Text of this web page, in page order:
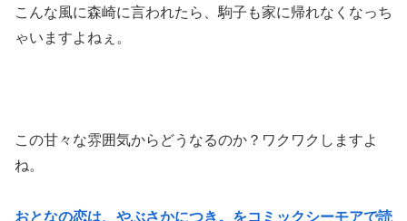
こんな風に森崎に言われたら、駒子も家に帰れなくなっち
ゃいますよねぇ。
この甘々な雰囲気からどうなるのか？ワクワクしますよ
ね。
おとなの恋は、やぶさかにつき。をコミックシーモアで読